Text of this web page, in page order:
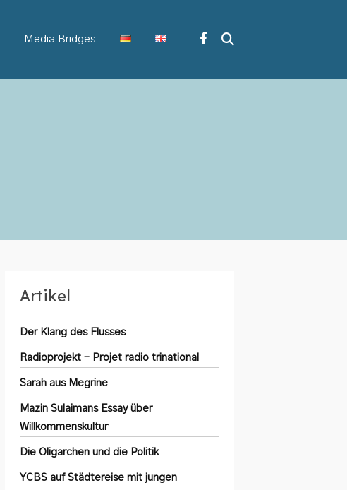
Media Bridges
Artikel
Der Klang des Flusses
Radioprojekt – Projet radio trinational
Sarah aus Megrine
Mazin Sulaimans Essay über
Willkommenskultur
Die Oligarchen und die Politik
YCBS auf Städtereise mit jungen